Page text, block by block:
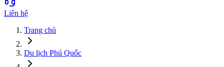
Liên hệ
Trang chủ
Du lịch Phú Quốc